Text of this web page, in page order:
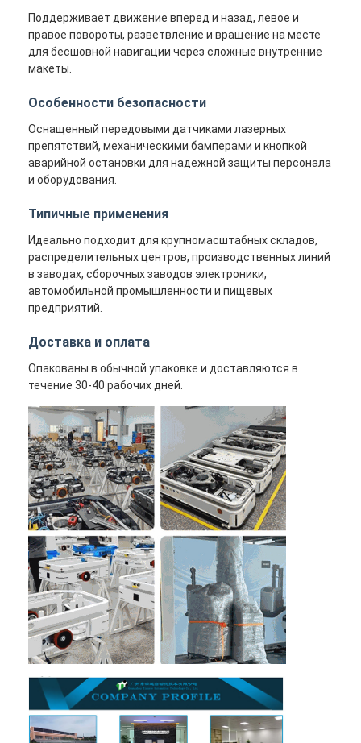
Поддерживает движение вперед и назад, левое и
правое повороты, разветвление и вращение на месте
для бесшовной навигации через сложные внутренние
макеты.
Особенности безопасности
Оснащенный передовыми датчиками лазерных
препятствий, механическими бамперами и кнопкой
аварийной остановки для надежной защиты персонала
и оборудования.
Типичные применения
Идеально подходит для крупномасштабных складов,
распределительных центров, производственных линий
в заводах, сборочных заводов электроники,
автомобильной промышленности и пищевых
предприятий.
Доставка и оплата
Опакованы в обычной упаковке и доставляются в
течение 30-40 рабочих дней.